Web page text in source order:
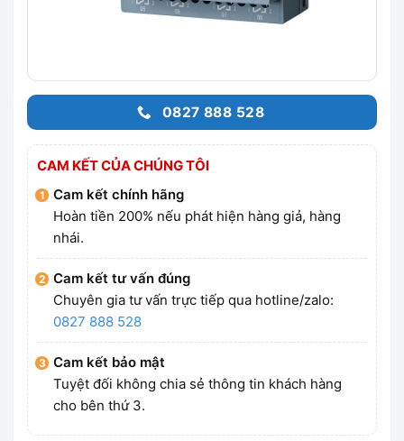
0827 888 528
CAM KẾT CỦA CHÚNG TÔI
Cam kết chính hãng
Hoàn tiền 200% nếu phát hiện hàng giả, hàng
nhái.
Cam kết tư vấn đúng
Chuyên gia tư vấn trực tiếp qua hotline/zalo:
0827 888 528
Cam kết bảo mật
Tuyệt đối không chia sẻ thông tin khách hàng
cho bên thứ 3.